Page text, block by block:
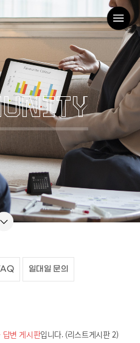
일대일 문의
답변 게시판입니다. (리스트게시판 2)